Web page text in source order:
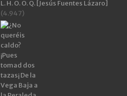
L. H. O. O. Q. [Jesús Fuentes Lázaro]
(4.947)